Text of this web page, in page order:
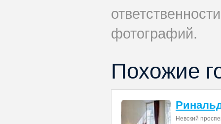
фотографий.
Похожие
Невский